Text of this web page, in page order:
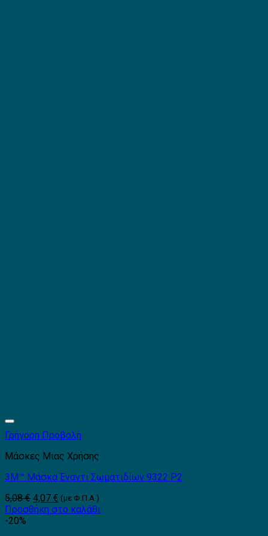
Γρήγορη Προβολή
Μάσκες Μιας Χρήσης
3Μ™ Μάσκα Έναντι Σωματιδίων 9322 Ρ2
5,08€ Original
price
4,07 € Η
τρέχουσα
(με Φ.Π.Α.)
Προσθήκη στο καλάθι
-20%